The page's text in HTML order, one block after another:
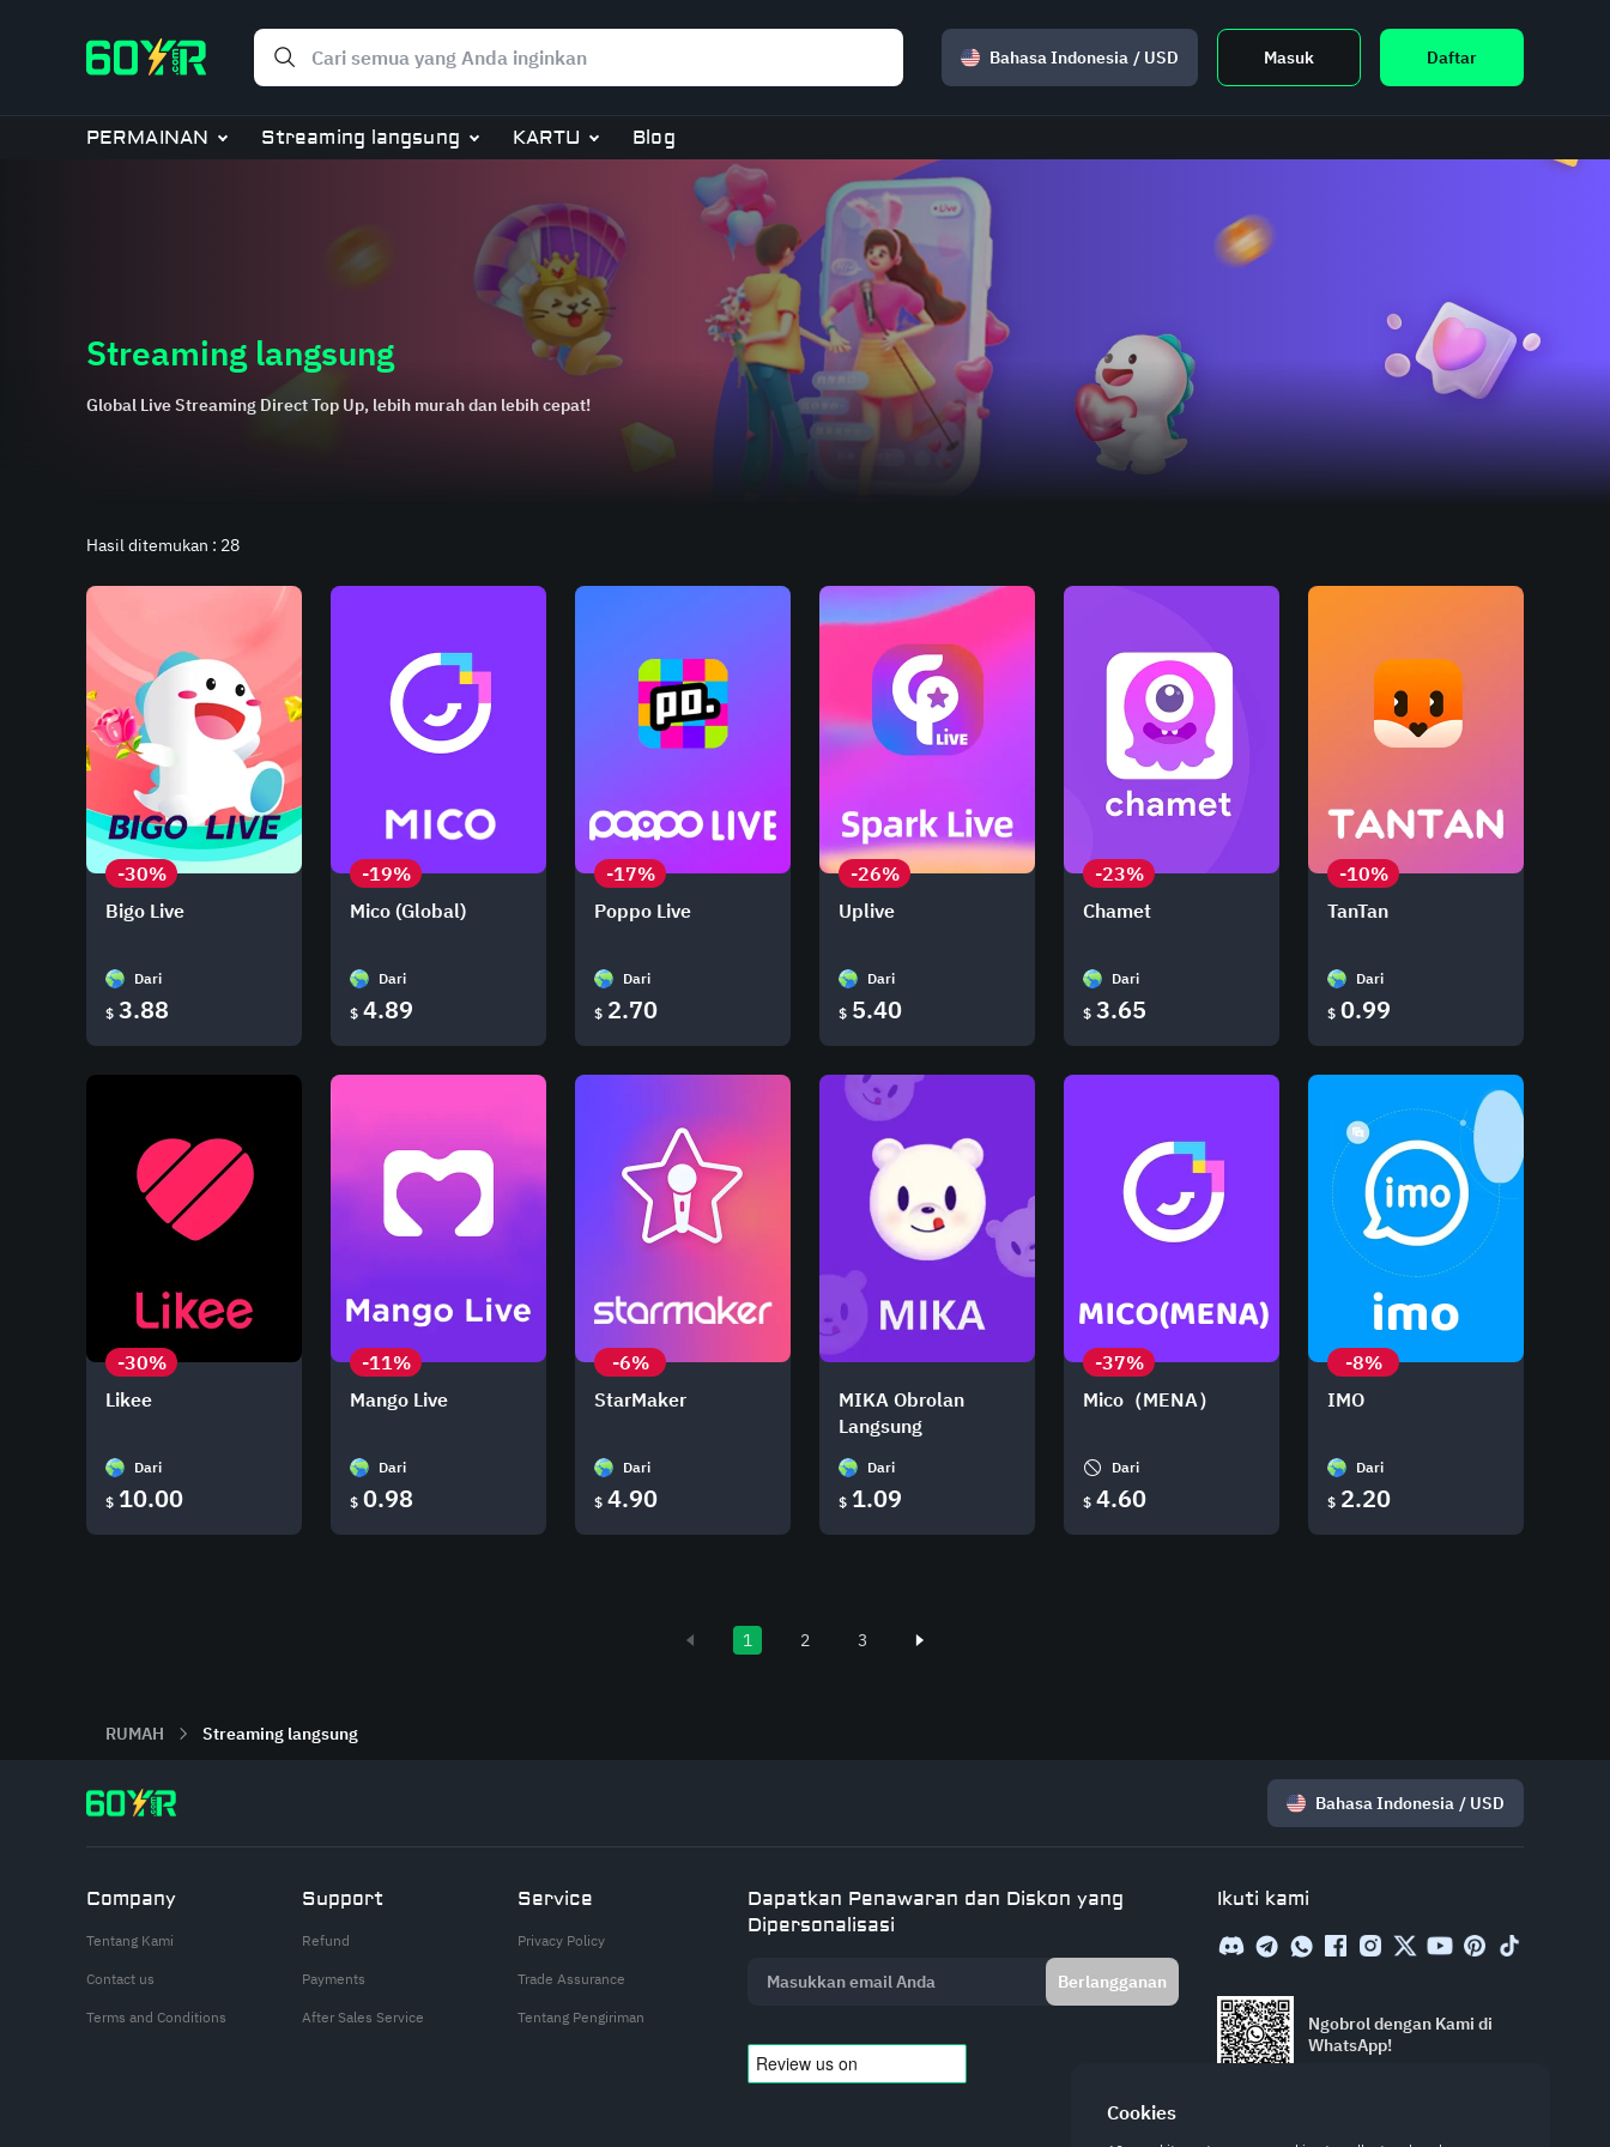
Bahasa Indonesia / USD Masuk Daftar
PERMAINAN Streaming langsung KARTU Blog
RUMAH Streaming langsung
Streaming langsung
Global Live Streaming Direct Top Up, lebih murah dan lebih cepat!
Hasil ditemukan : 28
Bigo Live
Dari
$ 3.88
-30%
Mico (Global)
Dari
$ 4.89
-19%
Poppo Live
Dari
$ 2.70
-17%
Uplive
Dari
$ 5.40
-26%
Chamet
Dari
$ 3.65
-23%
TanTan
Dari
$ 0.99
-10%
Likee
Dari
$ 10.00
-30%
Mango Live
Dari
$ 0.98
-11%
StarMaker
Dari
$ 4.90
-6%
MIKA Obrolan
Langsung
Dari
$ 1.09
Mico（MENA）
Dari
$ 4.60
-37%
IMO
Dari
$ 2.20
-8%
1 2 3
Bahasa Indonesia / USD
Company
Tentang Kami
Contact us
Terms and Conditions
Support
Refund
Payments
After Sales Service
Service
Privacy Policy
Trade Assurance
Tentang Pengiriman
Dapatkan Penawaran dan Diskon yang
Dipersonalisasi
Berlangganan
Ikuti kami
Ngobrol dengan Kami di
WhatsApp!
Join Discord for Codes!
Cookies